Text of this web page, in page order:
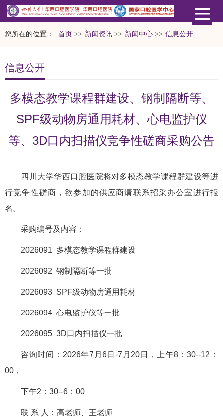
您所在的位置： 首页 >> 新闻资讯 >> 新闻中心 >> 信息公开
信息公开
多模态教学课程群建设、钢制隔断等、
SPF级动物房通用耗材、心电监护仪
等、3D口内扫描仪竞争性磋商采购公告
四川大学华西口腔医院将对多模态教学课程群建设等进
行竞争性磋商，欲参加的供应商请联系招采办公室进行报
名。
采购编号及内容：
2026091 多模态教学课程群建设
2026092 钢制隔断等一批
2026093 SPF级动物房通用耗材
2026094 心电监护仪等一批
2026095 3D口内扫描仪一批
咨询时间：2026年7月6日-7月20日，上午8：30--12：
00，
下午2：30--6：00
联 系 人：高老师、王老师